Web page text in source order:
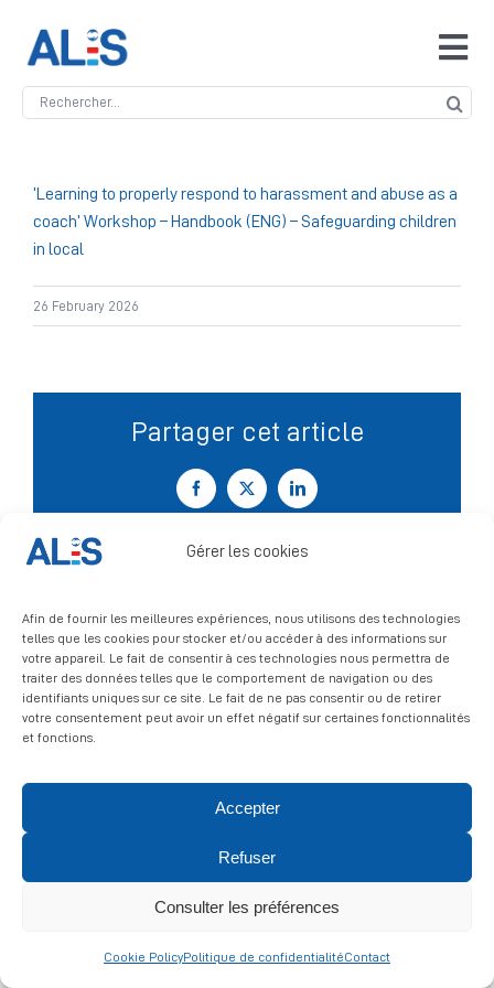
Gérer les cookies
Afin de fournir les meilleures expériences, nous utilisons des technologies
telles que les cookies pour stocker et/ou accéder à des informations sur
votre appareil. Le fait de consentir à ces technologies nous permettra de
traiter des données telles que le comportement de navigation ou des
identifiants uniques sur ce site. Le fait de ne pas consentir ou de retirer
votre consentement peut avoir un effet négatif sur certaines fonctionnalités
et fonctions.
Accepter
Refuser
Consulter les préférences
Cookie PolicyPolitique de confidentialitéContact
content
Search
Accueil
ALIS
Antidopage
Safeguarding
Signalement
‘Learning to properly respond to harassment and abuse as a
coach’ Workshop – Handbook (ENG) – Safeguarding children
in local
26 February 2026
Partager cet article
Facebook
X LinkedIn
légales